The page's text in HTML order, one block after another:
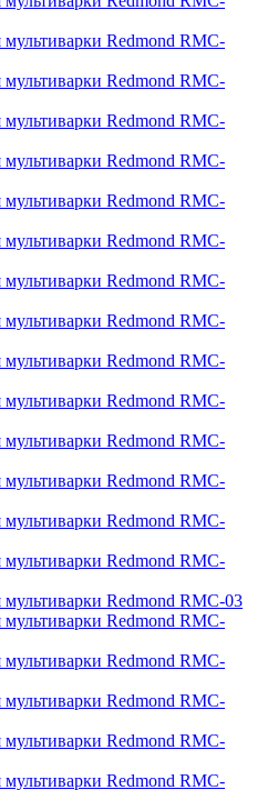
мультиварки Redmond RMC-
мультиварки Redmond RMC-
мультиварки Redmond RMC-
мультиварки Redmond RMC-
мультиварки Redmond RMC-
мультиварки Redmond RMC-
мультиварки Redmond RMC-
мультиварки Redmond RMC-
мультиварки Redmond RMC-
мультиварки Redmond RMC-
мультиварки Redmond RMC-
мультиварки Redmond RMC-
мультиварки Redmond RMC-
мультиварки Redmond RMC-
мультиварки Redmond RMC-03
мультиварки Redmond RMC-
мультиварки Redmond RMC-
мультиварки Redmond RMC-
мультиварки Redmond RMC-
мультиварки Redmond RMC-